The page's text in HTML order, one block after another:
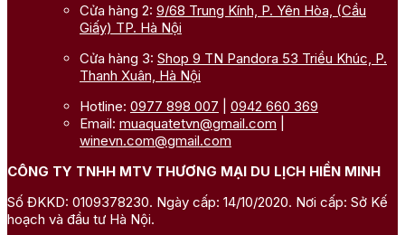
Cửa hàng 2: 9/68 Trung Kính, P. Yên Hòa, (Cầu
Giấy) TP. Hà Nội
Cửa hàng 3: Shop 9 TN Pandora 53 Triều Khúc, P.
Thanh Xuân, Hà Nội
Hotline: 0977 898 007
0942 660 369
Email: muaquatetvn@gmail.com
winevn.com@gmail.com
CÔNG TY TNHH MTV THƯƠNG MẠI DU LỊCH HIỀN MINH
Số ĐKKD: 0109378230. Ngày cấp: 14/10/2020. Nơi cấp: Sở Kế
hoạch và đầu tư Hà Nội.